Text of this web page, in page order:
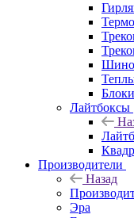
Лайтбоксы
Производители
Назад
Эра